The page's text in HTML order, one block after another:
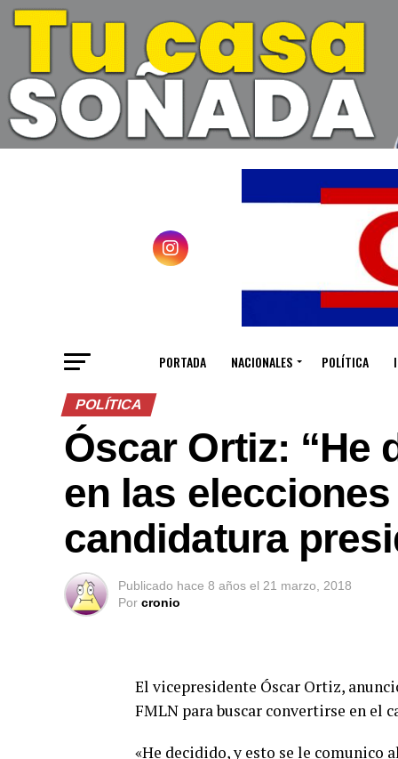
PORTADA NACIONALES POLÍTICA
POLÍTICA
Óscar Ortiz: “He
en las
candidatura
Publicado hace 8 años el 21 marzo, 2018
Por cronio
El vicepresidente Óscar Ortiz,
FMLN para buscar convertirse en el
«He decidido, y esto se le comunico